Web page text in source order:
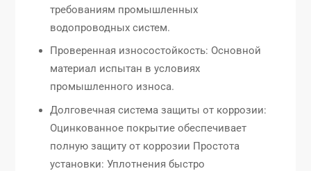
требованиям промышленных
водопроводных систем.
Проверенная износостойкость: Основной
материал испытан в условиях
промышленного износа.
Долговечная система защиты от коррозии:
Оцинкованное покрытие обеспечивает
полную защиту от коррозии Простота
установки: Уплотнения быстро